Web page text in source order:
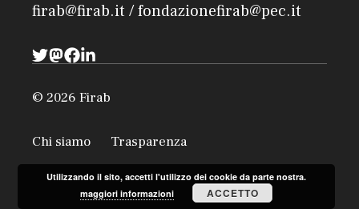
firab@firab.it / fondazionefirab@pec.it
© 2026 Firab
Chi siamo Trasparenza
Utilizzando il sito, accetti l'utilizzo dei cookie da parte nostra.
maggiori informazioni
ACCETTO